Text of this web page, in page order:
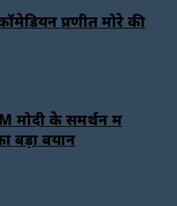
प्रणीत मोरे की
मोदी के समर्थन में
बड़ा बयान